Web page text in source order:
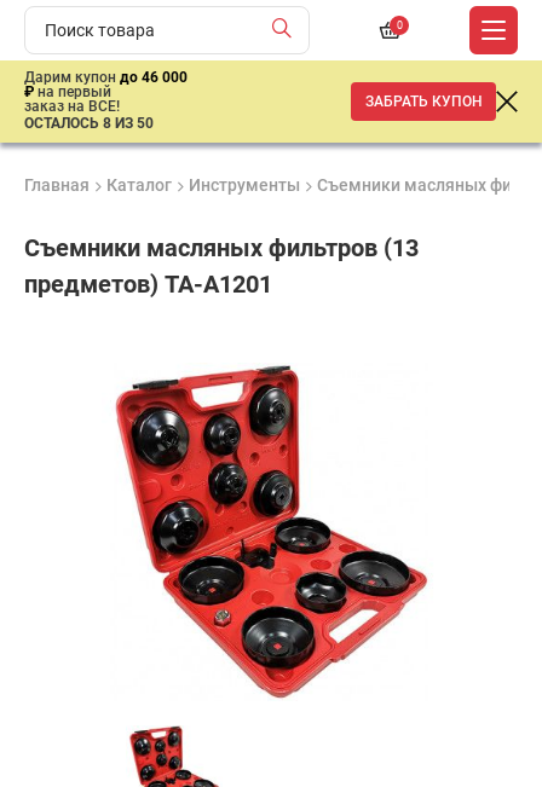
0
Дарим купон до 46 000
₽ на первый
заказ на ВСЕ!
ОСТАЛОСЬ 8 ИЗ 50
ЗАБРАТЬ КУПОН
Главная Каталог Инструменты Съемники масляных
Съемники масляных фильтров (13
предметов) TA-A1201
от 2 дней
Добавить в корзину
Купить в 1 клик